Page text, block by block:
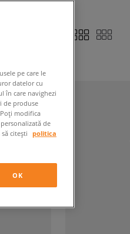
pe care le
datelor cu
în care navighezi
de produse
modifica
de
citești politica
OK